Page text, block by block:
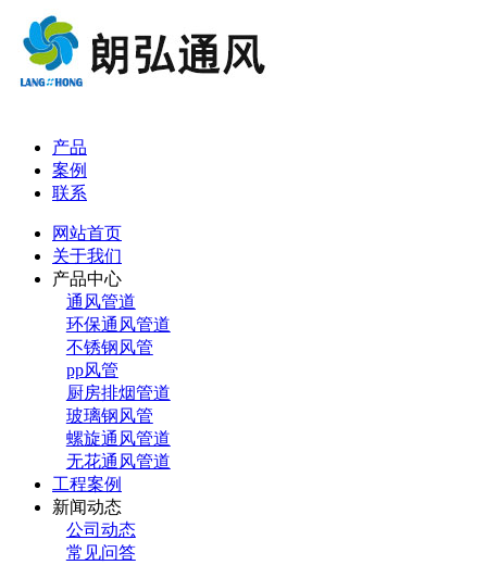
产品
案例
联系
网站首页
关于我们
产品中心
通风管道
环保通风管道
不锈钢风管
pp风管
厨房排烟管道
玻璃钢风管
螺旋通风管道
无花通风管道
工程案例
新闻动态
公司动态
常见问答